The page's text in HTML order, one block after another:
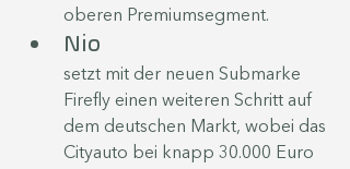
oberen Premiumsegment.
Nio
setzt mit der neuen Submarke
Firefly einen weiteren Schritt auf
dem deutschen Markt, wobei das
Cityauto bei knapp 30.000 Euro